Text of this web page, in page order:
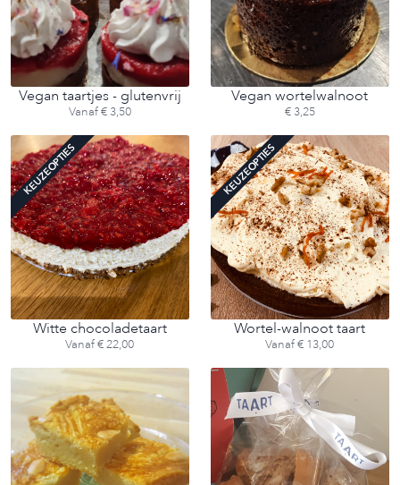
Vegan taartjes - glutenvrij
Vanaf € 3,50
Vegan wortelwalnoot
€ 3,25
KEUZEOPTIES
Witte chocoladetaart
Vanaf € 22,00
KEUZEOPTIES
Wortel-walnoot taart
Vanaf € 13,00